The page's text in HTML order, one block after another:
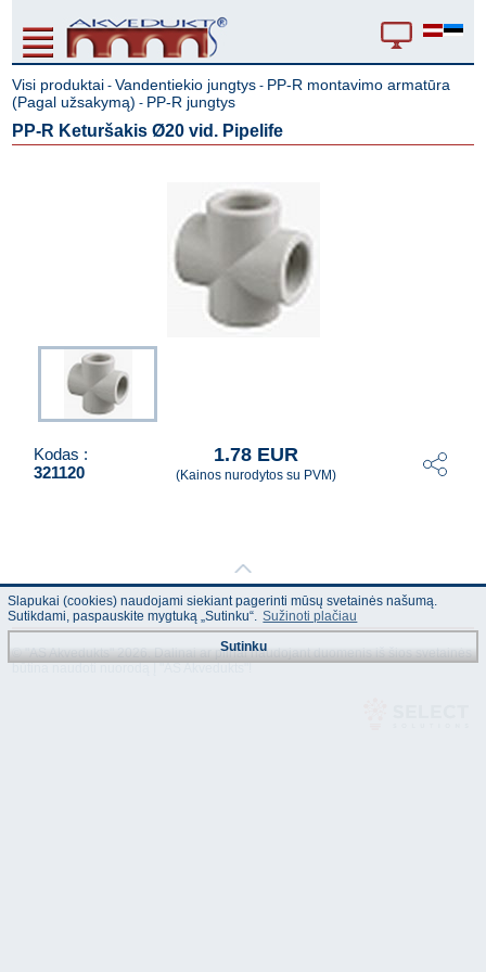
Visi produktai -Vandentiekio jungtys - PP-R montavimo armatūra
(Pagal užsakymą) - PP-R jungtys
PP-R Keturšakis Ø20 vid. Pipelife
Kodas :
321120
1.78 EUR
(Kainos nurodytos su PVM)
© "AS Akvedukts" 2026. Dalinai ar pilnai naudojant duomenis iš šios svetainės
Slapukai (cookies) naudojami siekiant pagerinti mūsų svetainės našumą.
Sutikdami, paspauskite mygtuką „Sutinku“. Sužinoti plačiau
Sutinku